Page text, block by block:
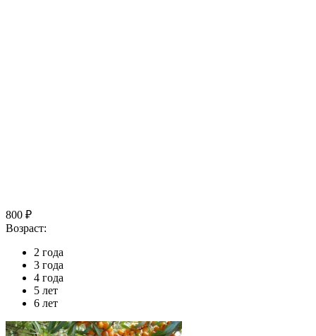
800 ₽
Возраст:
2 года
3 года
4 года
5 лет
6 лет